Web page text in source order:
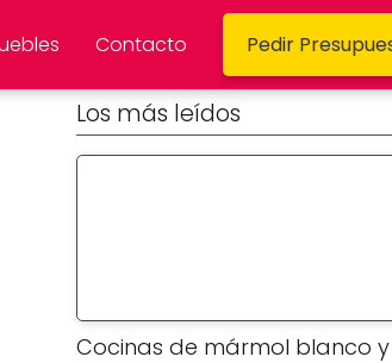
Contacto Pedir
Los más leídos
Cocinas de mármol blanco y